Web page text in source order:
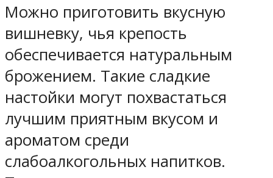
Можно приготовить вкусную
вишневку, чья крепость
обеспечивается натуральным
брожением. Такие сладкие
настойки могут похвастаться
лучшим приятным вкусом и
ароматом среди
слабоалкогольных напитков.